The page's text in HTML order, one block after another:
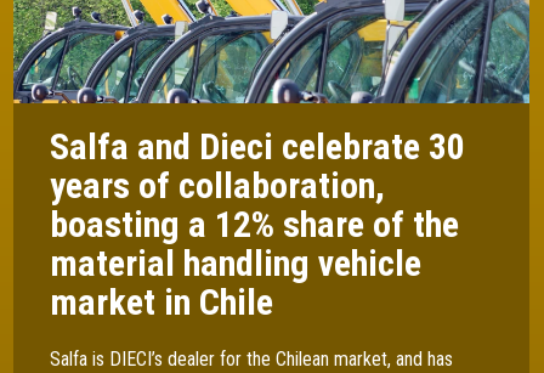
Salfa and Dieci celebrate 30
years of collaboration,
boasting a 12% share of the
material handling vehicle
market in Chile
Salfa is DIECI’s dealer for the Chilean market, and has